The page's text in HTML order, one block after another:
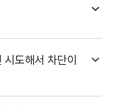
도해서 차단이